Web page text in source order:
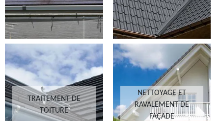
TRAITEMENT DE
TOITURE
NETTOYAGE ET
RAVALEMENT DE
FAÇADE